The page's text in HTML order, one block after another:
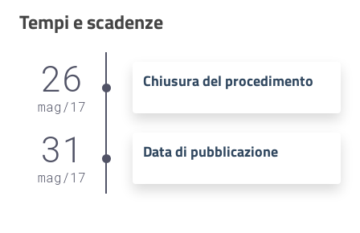
Tempi e scadenze
26
mag /17
Chiusura del procedimento
31
mag /17
Data di pubblicazione